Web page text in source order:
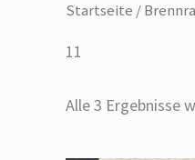
Startseite /
11
Alle 3 Ergebnisse